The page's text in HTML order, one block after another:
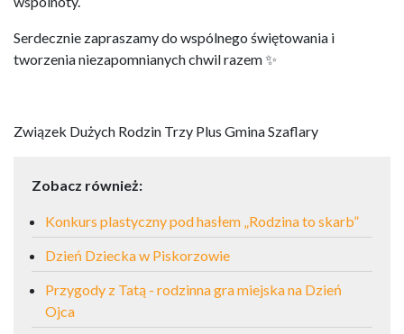
Serdecznie zapraszamy do wspólnego świętowania i
tworzenia niezapomnianych chwil razem ✨
Związek Dużych Rodzin Trzy Plus Gmina Szaflary
Zobacz również:
Konkurs plastyczny pod hasłem „Rodzina to skarb”
Dzień Dziecka w Piskorzowie
Przygody z Tatą - rodzinna gra miejska na Dzień
Ojca